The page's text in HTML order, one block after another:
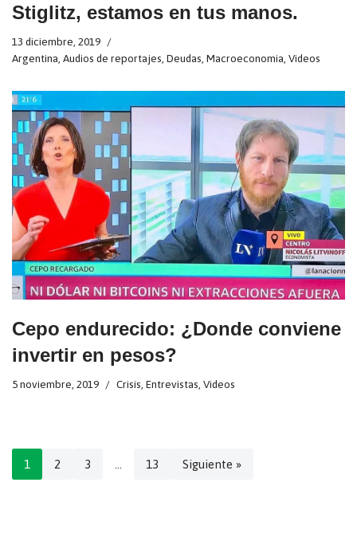
Stiglitz, estamos en tus manos.
13 diciembre, 2019
Argentina Audios de reportajes Deudas Macroeconomia Videos
Cepo endurecido: ¿Donde conviene
invertir en pesos?
5 noviembre, 2019 Crisis Entrevistas Videos
1 2 3 13 Siguiente »